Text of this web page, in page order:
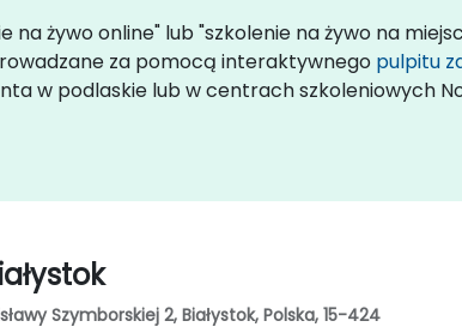
żywo online" lub "szkolenie na żywo na
za pomocą interaktywnego pulpitu
w podlaskie lub w centrach szkoleniowych
Szymborskiej 2, Białystok, Polska, 15-424